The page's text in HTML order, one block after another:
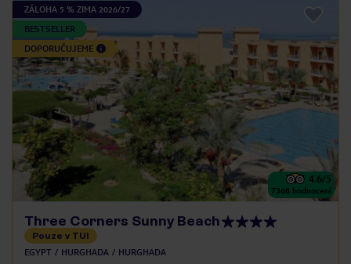
ZÁLOHA 5 % ZIMA 2026/27
BESTSELLER
DOPORUČUJEME
4.6/5
7368 hodnocení
Three Corners Sunny Beach
Pouze v TUI
EGYPT HURGHADA HURGHADA